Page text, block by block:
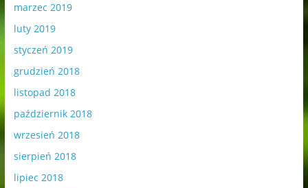
marzec 2019
luty 2019
styczeń 2019
grudzień 2018
listopad 2018
październik 2018
wrzesień 2018
sierpień 2018
lipiec 2018